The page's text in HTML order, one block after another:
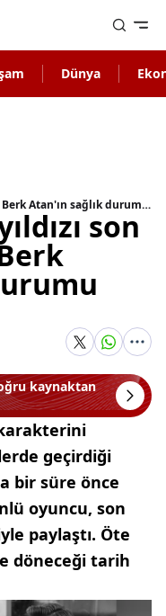
Dünya
Gönül Dağı'nın yıldızı son halini paylaştı! Berk Atan'ın sağlık durumu nasıl?
son
kaynaktan
geçirdiği
bir süre önce
oyuncu, son
paylaştı. Öte
döneceği tarih